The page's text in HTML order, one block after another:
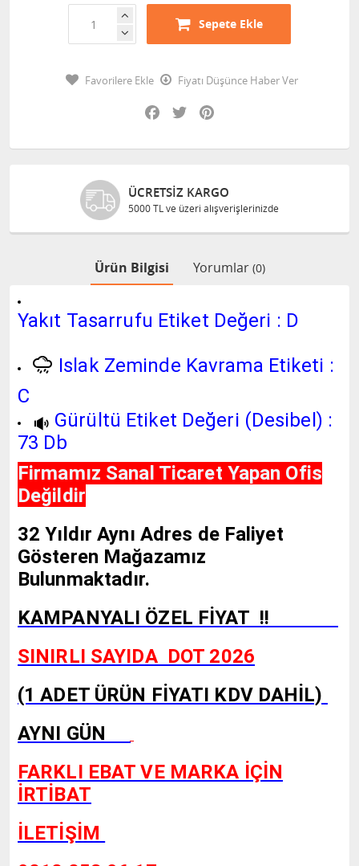
Sepete Ekle
Favorilere Ekle
Fiyatı Düşünce Haber Ver
Facebook
Twitter
GÜVENLI ALIŞVERIŞ
Bilgileriniz 128 Bit SSL ile güvende
Ürün Bilgisi Yorumlar (0)
Yakıt Tasarrufu Etiket Değeri : D
Islak Zeminde Kavrama Etiketi :
C
Gürültü Etiket Değeri (Desibel) :
73 Db
Firmamız Sanal Ticaret Yapan Ofis
Değildir
32 Yıldır Aynı Adres de Faliyet
Gösteren Mağazamız
Bulunmaktadır.
KAMPANYALI ÖZEL FİYAT !!
SINIRLI SAYIDA DOT 2026
(1 ADET ÜRÜN FİYATI KDV DAHİL)
AYNI GÜN
FARKLI EBAT VE MARKA İÇİN
İRTİBAT
İLETİŞİM